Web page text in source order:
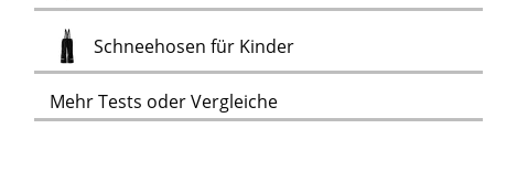
Schneehosen für KinderTest
Mehr Tests oder Vergleiche